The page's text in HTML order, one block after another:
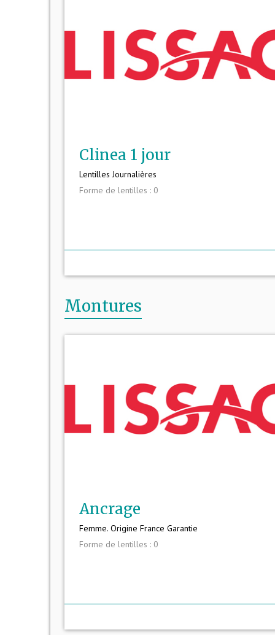
Clinea 1 jour
Lentilles Journalières
Forme de lentilles : 0
Montures
Ancrage
Femme. Origine France Garantie
Forme de lentilles : 0